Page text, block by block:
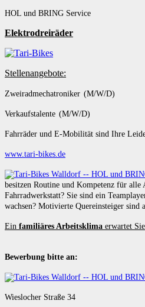
HOL und BRING Service
Elektrodreiräder
Stellenangebote:
Zweiradmechatroniker (M/W/D)
Verkaufstalente (M/W/D)
Fahrräder und E-Mobilität sind Ihre
www.tari-bikes.de
besitzen Routine und Kompetenz für alle
Fahrradwerkstatt? Sie sind ein
wachsen? Motivierte Quereinsteiger sind
Ein familiäres Arbeitsklima erwartet
Bewerbung bitte an:
Wieslocher Straße 34